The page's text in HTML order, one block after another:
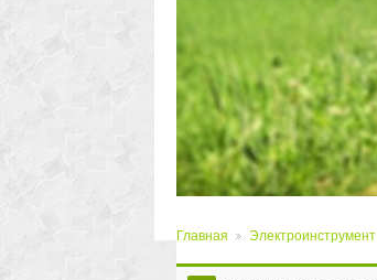
Главная Электроинструмент